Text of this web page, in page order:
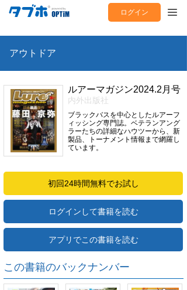
ログイン
アウトドア
ルアーマガジン2024.2月号
内外出版社
ブラックバスを中心としたルアーフ
ィッシング専門誌。ベテランアング
ラーたちの詳細なハウツーから、新
製品、トーナメント情報まで網羅し
ています。
初回24時間無料でお試し
ログインして書籍を読む
アプリでこの書籍を読む
この書籍のバックナンバー